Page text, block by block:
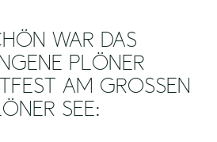
WAR DAS
PLÖNER
AM GROSSEN P
SEE: